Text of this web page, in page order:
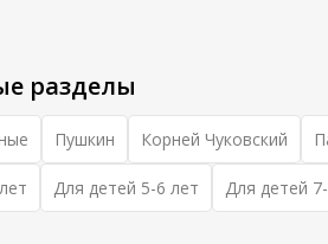
разделы
Пушкин Корней Чуковский
Для детей 5-6 лет Для детей